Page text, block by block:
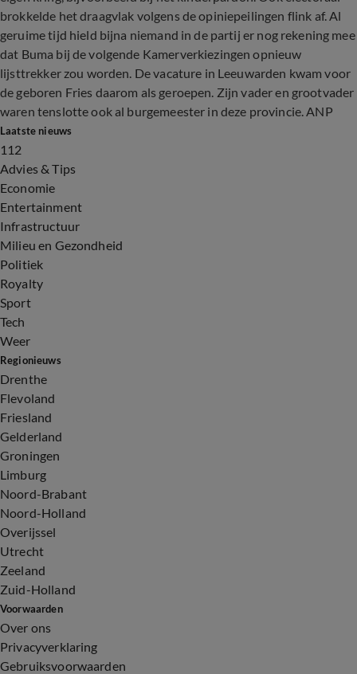
brokkelde het draagvlak volgens de opiniepeilingen flink af. Al
geruime tijd hield bijna niemand in de partij er nog rekening mee
dat Buma bij de volgende Kamerverkiezingen opnieuw
lijsttrekker zou worden. De vacature in Leeuwarden kwam voor
de geboren Fries daarom als geroepen. Zijn vader en grootvader
waren tenslotte ook al burgemeester in deze provincie. ANP
Laatste nieuws
112
Advies & Tips
Economie
Entertainment
Infrastructuur
Milieu en Gezondheid
Politiek
Royalty
Sport
Tech
Weer
Regionieuws
Drenthe
Flevoland
Friesland
Gelderland
Groningen
Limburg
Noord-Brabant
Noord-Holland
Overijssel
Utrecht
Zeeland
Zuid-Holland
Voorwaarden
Over ons
Privacyverklaring
Gebruiksvoorwaarden